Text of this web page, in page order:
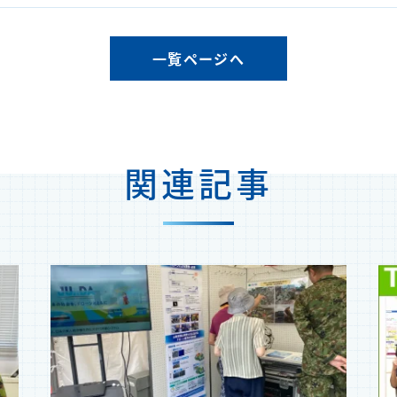
一覧ページへ
関連記事